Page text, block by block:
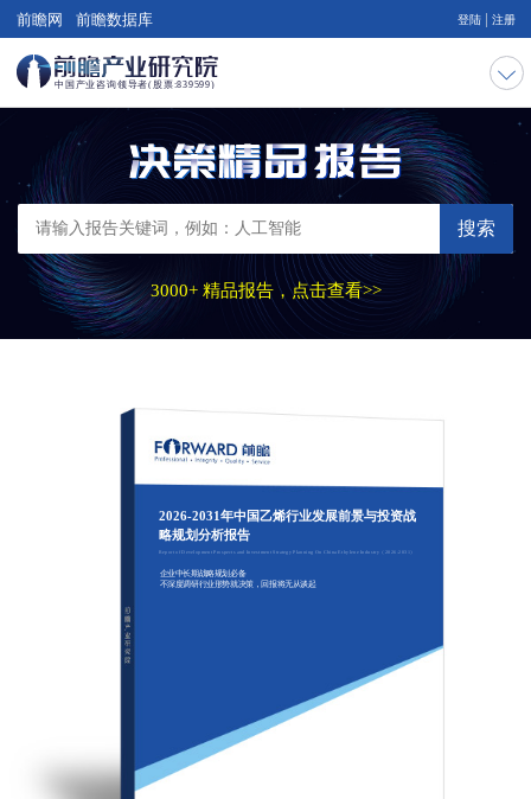
前瞻网 前瞻数据库 登陆 注册
搜索
3000+ 精品报告，点击查看>>
2026-2031年中国乙烯行业发展前景与投资战
略规划分析报告
Report of Development Prospects and Investment Strategy Planning On China Ethylene Industry（2026-2031）
企业中长期战略规划必备
不深度调研行业形势就决策，回报将无从谈起